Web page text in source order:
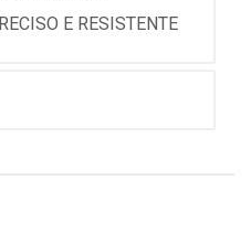
E RESISTENTE